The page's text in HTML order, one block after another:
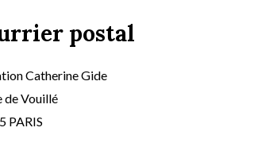
postal
Catherine Gide
de Vouillé
PARIS